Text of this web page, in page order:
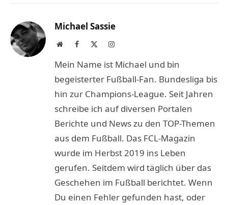
Michael Sassie
WebsiteFacebook Instagram
Mein Name ist Michael und bin
begeisterter Fußball-Fan. Bundesliga bis
hin zur Champions-League. Seit Jahren
schreibe ich auf diversen Portalen
Berichte und News zu den TOP-Themen
aus dem Fußball. Das FCL-Magazin
wurde im Herbst 2019 ins Leben
gerufen. Seitdem wird täglich über das
Geschehen im Fußball berichtet. Wenn
Du einen Fehler gefunden hast, oder